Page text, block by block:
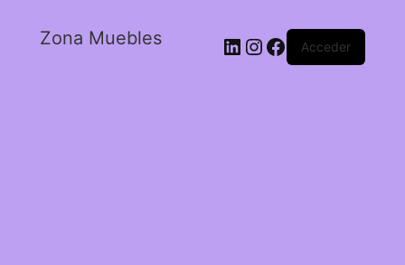
Zona Muebles Acceder